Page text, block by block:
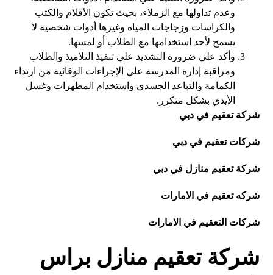
وعدم تداولها مع الزملاء، بحيث تكون الأقلام والكتب
والكراسات وزجاجات المياه وغيرها أدوات شخصية لا
يسمح لأحد استخدامها مع الطلاب أو لمسها.
وأكد علي ضرورة التشديد علي تنفيذ التلاميذ والطلاب
ومراقبة إدارة المدرسة علي الإجراءات الوقائية من ارتداء
الكمامة والتباعد الجسدي واستخدام المطهرات وغسل
الأيدي بشكل متكرر.
شركة تعقيم في دبي
شركات تعقيم في دبي
شركة تعقيم منازل في دبي
شركه تعقيم في الامارات
شركات التعقيم في الامارات
شركة تعقيم منازل براس